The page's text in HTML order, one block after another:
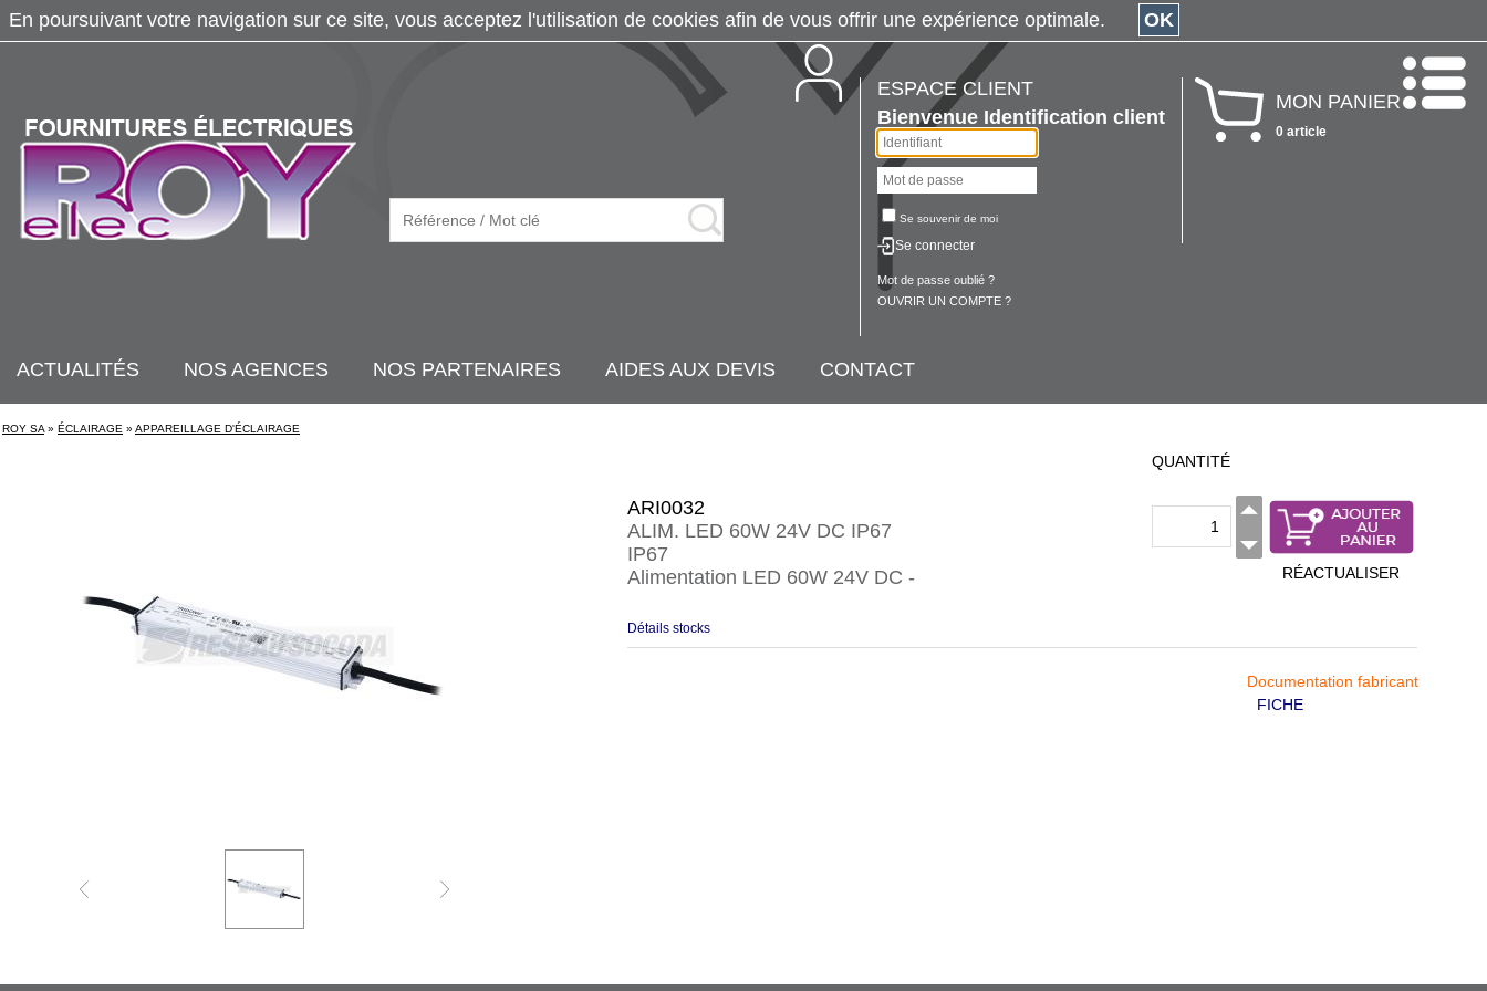
ESPACE CLIENT
Bienvenue Identification client
Se souvenir de moi
Se connecter
Mot de passe oublié ?
OUVRIR UN COMPTE ?
MON PANIER
0 article
ACTUALITÉS NOS AGENCES NOS PARTENAIRES AIDES AUX DEVIS CONTACT
ROY SA » ÉCLAIRAGE » APPAREILLAGE D'ÉCLAIRAGE
ARI0032
ALIM. LED 60W 24V DC IP67
IP67
Alimentation LED 60W 24V DC -
QUANTITÉ
RÉACTUALISER
Détails stocks
Documentation fabricant
FICHE
En poursuivant votre navigation sur ce site, vous acceptez l'utilisation de cookies afin de vous offrir une expérience optimale. OK